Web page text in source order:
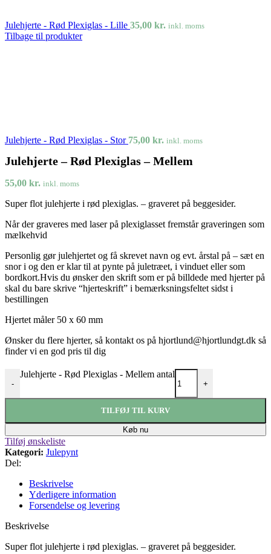
Julehjerte - Rød Plexiglas - Lille 35,00 kr. inkl. moms
Tilbage til produkter
Julehjerte - Rød Plexiglas - Stor 75,00 kr. inkl. moms
Julehjerte – Rød Plexiglas – Mellem
55,00 kr. inkl. moms
Super flot julehjerte i rød plexiglas. – graveret på beggesider.
Når der graveres med laser på plexiglasset fremstår graveringen som
mælkehvid
Personlig gør julehjertet og få skrevet navn og evt. årstal på – sæt en
snor i og den er klar til at pynte på juletræet, i vinduet eller som
bordkort.Hvis du ønsker den skrift som er på billdede med hjerter på
skal du bare skrive “hjerteskrift” i bemærksningsfeltet sidst i
bestillingen
Hjertet måler 50 x 60 mm
Ønsker du flere hjerter, så kontakt os på hjortlund@hjortlundgt.dk så
finder vi en god pris til dig
-
Julehjerte - Rød Plexiglas - Mellem antal
+
TILFØJ TIL KURV
Køb nu
Tilføj ønskeliste
Kategori: Julepynt
Del:
Beskrivelse
Yderligere information
Forsendelse og levering
Beskrivelse
Super flot julehjerte i rød plexiglas. – graveret på beggesider.